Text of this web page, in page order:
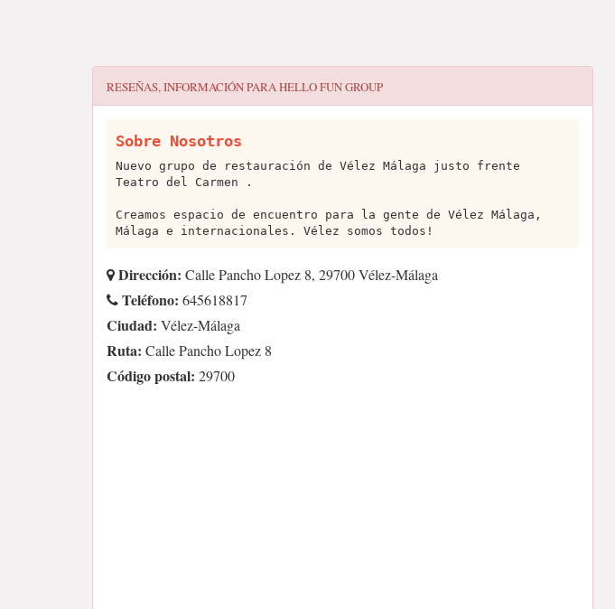
RESEÑAS, INFORMACIÓN PARAHELLO FUN GROUP
Sobre Nosotros
Nuevo grupo de restauración de Vélez Málaga justo frente
Teatro del Carmen .
Creamos espacio de encuentro para la gente de Vélez Málaga,
Málaga e internacionales. Vélez somos todos!
Dirección: Calle Pancho Lopez 8, 29700 Vélez-Málaga
Teléfono: 645618817
Ciudad: Vélez-Málaga
Ruta: Calle Pancho Lopez 8
Código postal: 29700